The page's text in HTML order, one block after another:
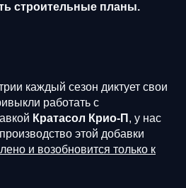
строительные планы.
каждый сезон диктует свои
работать с
Кратасол Крио-П , у нас
этой добавки
и возобновится только к